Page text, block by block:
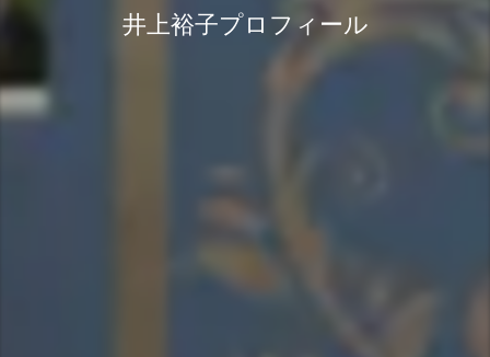
井上裕子プロフィール